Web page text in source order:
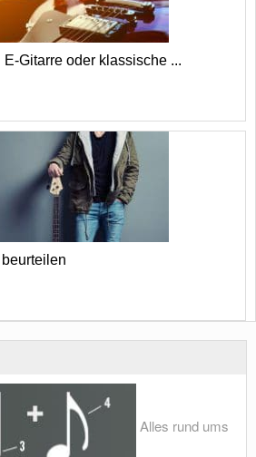
Design
Gitarre oder klassische ...
Alles rund ums